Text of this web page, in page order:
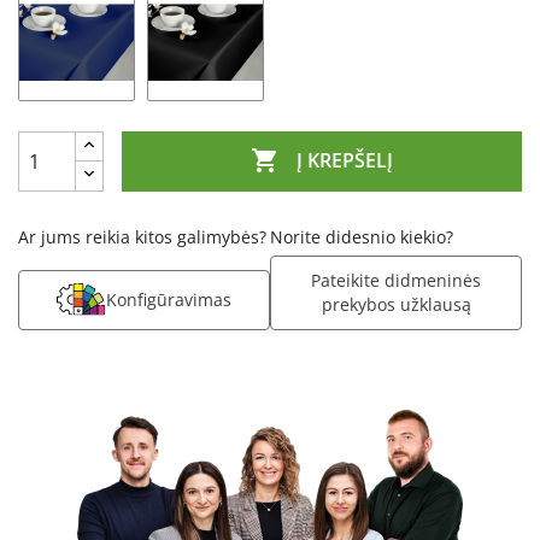
 Į KREPŠELĮ
Ar jums reikia kitos galimybės?
Konfigūravimas
Norite didesnio kiekio?
Pateikite didmeninės
prekybos užklausą